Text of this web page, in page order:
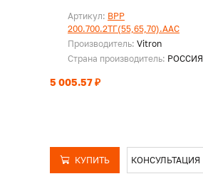
Артикул: ВРР
200.700.2ТГ(55,65,70).ААС
Производитель: Vitron
Страна производитель: РОССИЯ
5 005.57 ₽
КУПИТЬ КОНСУЛЬТАЦИЯ